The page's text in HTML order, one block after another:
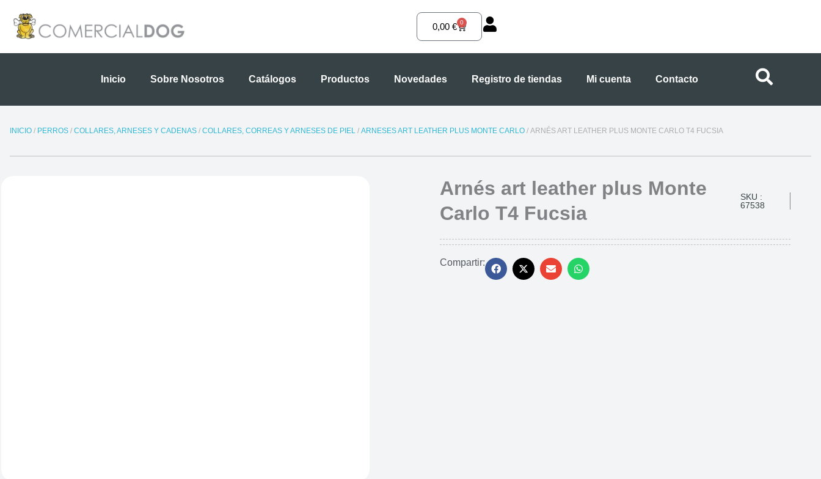
contenido
0,00 € 0
Carrito
Inicio Sobre Nosotros Catálogos Productos Novedades Registro de tiendas Mi cuenta Contacto
INICIO / PERROS / COLLARES, ARNESES Y CADENAS / COLLARES, CORREAS Y ARNESES DE PIEL / ARNESES ART LEATHER PLUS MONTE CARLO / ARNÉS ART LEATHER PLUS MONTE CARLO T4 FUCSIA
Arnés art leather plus Monte
Carlo T4 Fucsia
SKU :
67538
Compartir: